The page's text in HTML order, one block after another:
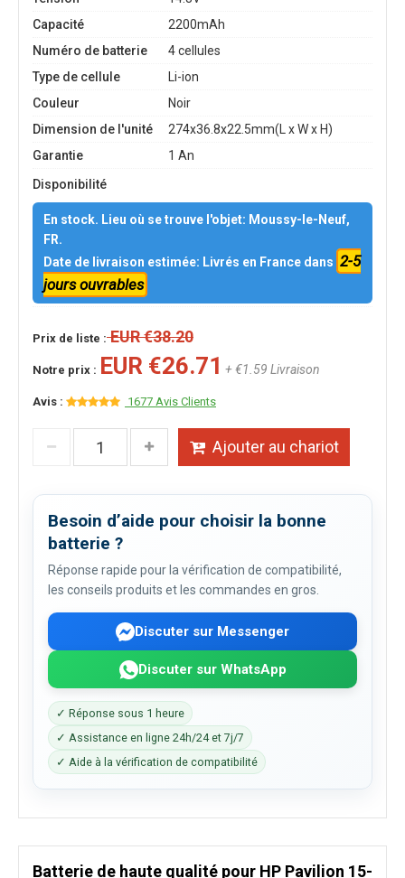
Capacité
2200mAh
Numéro de batterie
4 cellules
Type de cellule
Li-ion
Couleur
Noir
Dimension de l'unité
274x36.8x22.5mm(L x W x H)
Garantie
1 An
Disponibilité
En stock. Lieu où se trouve l'objet: Moussy-le-Neuf,
FR.
Date de livraison estimée: Livrés en France dans 2-5
jours ouvrables
Prix de liste :EUR €38.20
Notre prix : EUR €26.71 + €1.59 Livraison
Avis : 1677 Avis Clients
Ajouter au chariot
Besoin d’aide pour choisir la bonne
batterie ?
Réponse rapide pour la vérification de compatibilité,
les conseils produits et les commandes en gros.
Discuter sur Messenger
Discuter sur WhatsApp
✓ Réponse sous 1 heure
✓ Assistance en ligne 24h/24 et 7j/7
✓ Aide à la vérification de compatibilité
Batterie de haute qualité pour HP Pavilion 15-